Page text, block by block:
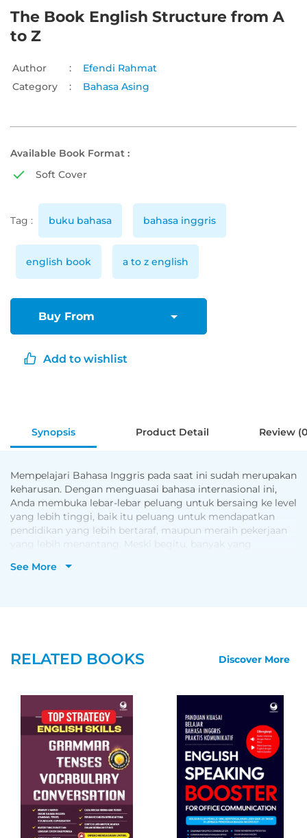
The Book English Structure from A
to Z
Author :
Efendi Rahmat
Category
: Bahasa Asing
Available Book Format :
Soft Cover
Tag : buku bahasa bahasa inggris
english book a to z english
Buy From
Add to wishlist
Synopsis Product Detail Review
Mempelajari Bahasa Inggris pada saat ini sudah merupakan
keharusan. Dengan menguasai bahasa internasional ini,
Anda membuka lebar-lebar peluang untuk bersaing ke level
yang lebih tinggi, baik itu peluang untuk mendapatkan
pendidikan yang lebih bertaraf, maupun meraih pekerjaan
yang lebih menantang. Meski begitu, banyak yang
terutama dalam menguasai struktur.
penjelasan di buku ini disampaikan dengan bahasa
Indonesia, sehingga nyaman dimengerti. Terdapat pula
Cukup dengan 1 buku ini saja, Anda telah mempelajari
struktur kalimat, mulai dari pemilahan kelas kata,
pengenalan struktur kalimat tunggal dan majemuk,
pemahaman tenses, hingga bentuk-bentuk yang tidak
biasa dalam kalimat bahasa Inggris, yang perlu Anda
ketahui. Buku ini sangat cocok untuk menjadi teman
belajar Anda, baik yang saat ini masih duduk di bangku
sekolah, maupun para profesional.
See More
RELATED BOOKS Discover More